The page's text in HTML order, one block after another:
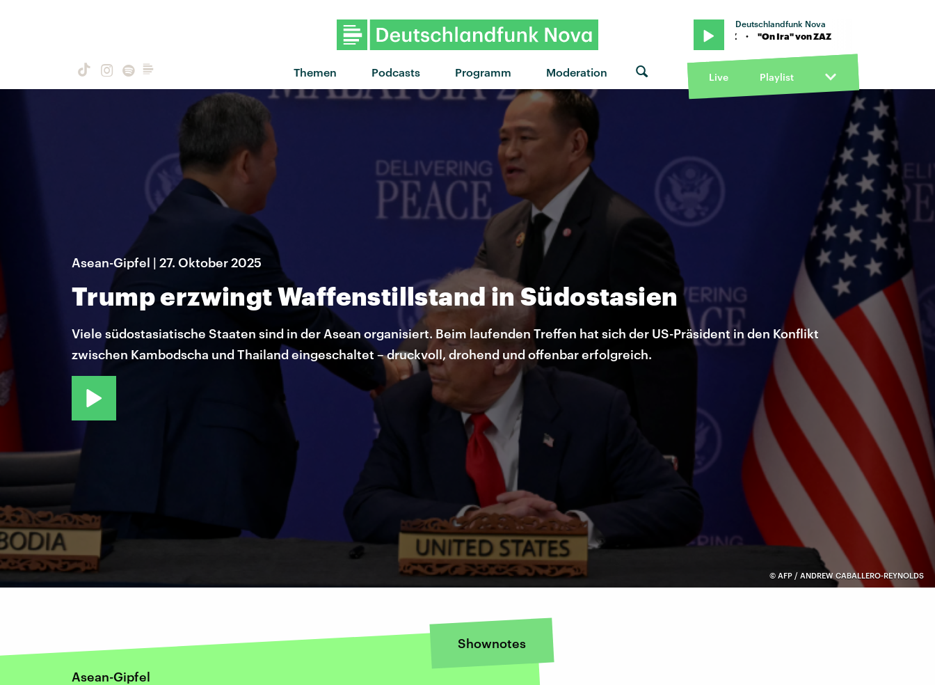
Themen Podcasts Programm Moderation
Deutschlandfunk Nova
"On Ira" von ZAZ · "On Ira" von ZAZ · "On Ira" von ZAZ
Live Playlist
© AFP / ANDREW CABALLERO-REYNOLDS
Asean-Gipfel | 27. Oktober 2025
Trump erzwingt Waffenstillstand in Südostasien
Viele südostasiatische Staaten sind in der Asean organisiert. Beim laufenden Treffen hat sich der US-Präsident in den Konflikt
zwischen Kambodscha und Thailand eingeschaltet – druckvoll, drohend und offenbar erfolgreich.
Shownotes
Asean-Gipfel